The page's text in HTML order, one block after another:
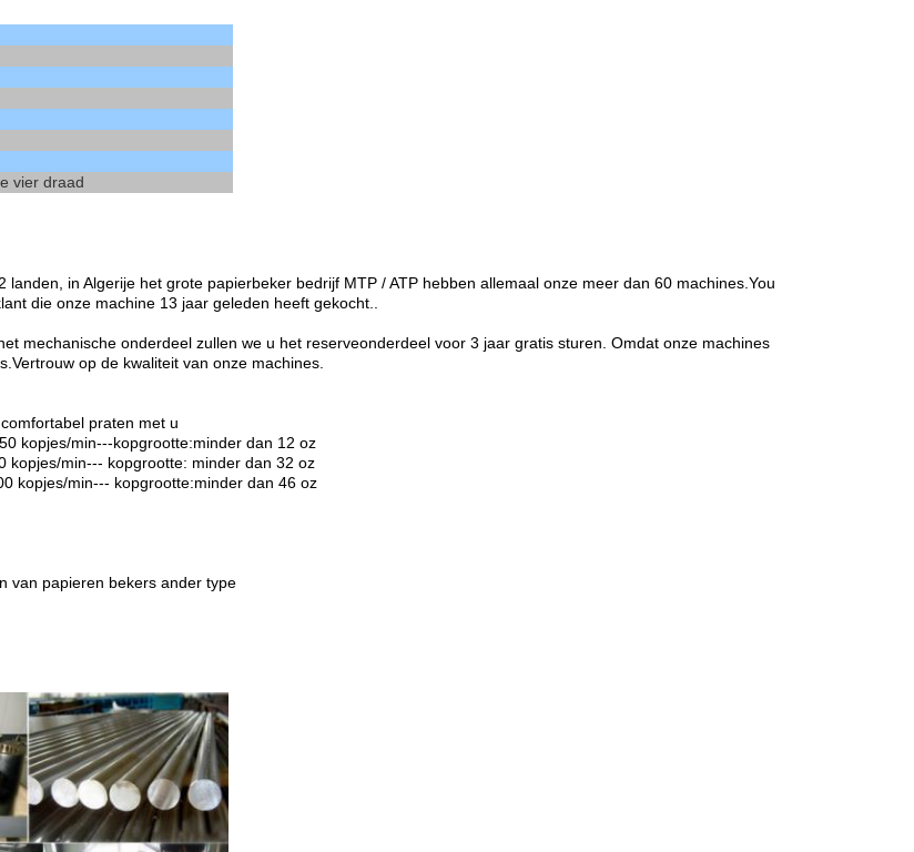
vier draad
in Algerije het grote papierbeker bedrijf MTP / ATP hebben allemaal onze meer dan 60 machines.You
die onze machine 13 jaar geleden heeft gekocht..
mechanische onderdeel zullen we u het reserveonderdeel voor 3 jaar gratis sturen. Omdat onze machines
op de kwaliteit van onze machines.
praten met u
kopjes/min---kopgrootte:minder dan 12 oz
kopjes/min--- kopgrootte: minder dan 32 oz
kopjes/min--- kopgrootte:minder dan 46 oz
van papieren bekers ander type